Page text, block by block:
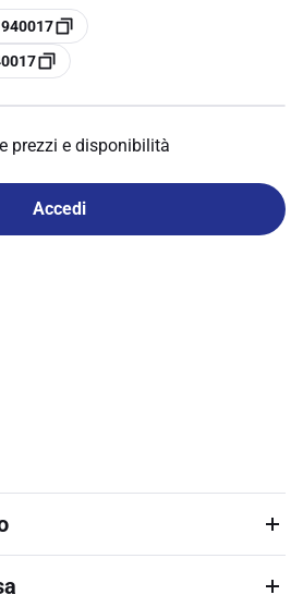
prezzi e disponibilità
Accedi